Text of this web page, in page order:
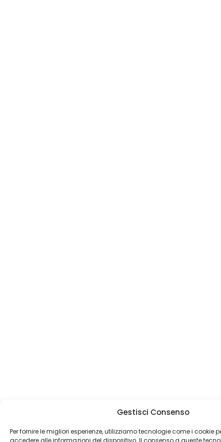
Gestisci Consenso
Per fornire le migliori esperienze, utilizziamo tecnologie come i cookie
accedere alle informazioni del dispositivo. Il consenso a queste